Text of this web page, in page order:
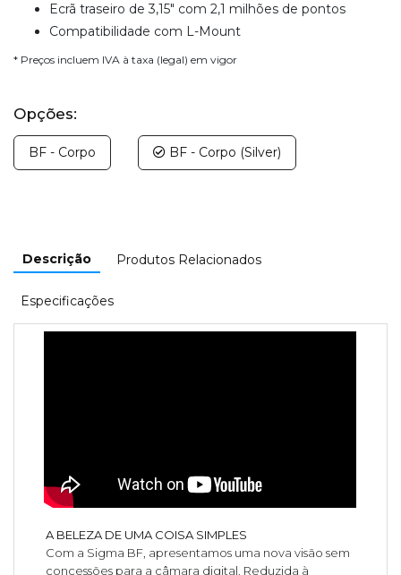
Ecrã traseiro de 3,15" com 2,1 milhões de pontos
Compatibilidade com L-Mount
* Preços incluem IVA à taxa (legal) em vigor
Opções:
BF - Corpo BF - Corpo (Silver)
Descrição Produtos Relacionados
Especificações
A BELEZA DE UMA COISA SIMPLES
Com a Sigma BF, apresentamos uma nova visão sem
concessões para a câmara digital. Reduzida à